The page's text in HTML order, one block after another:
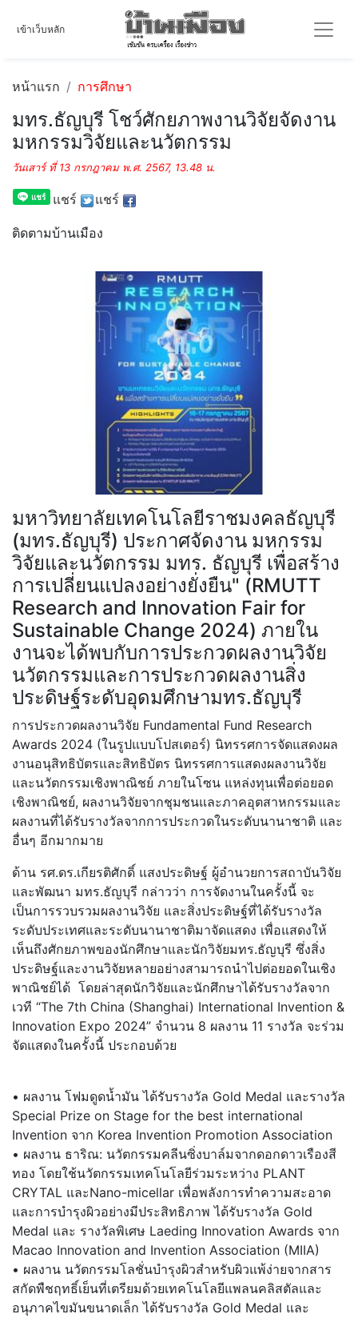
เข้าเว็บหลัก
หน้าแรก การศึกษา
มทร.ธัญบุรี โชว์ศักยภาพงานวิจัยจัดงาน
มหกรรมวิจัยและนวัตกรรม
วันเสาร์ ที่ 13 กรกฎาคม พ.ศ. 2567, 13.48 น.
แชร์ แชร์
ติดตามบ้านเมือง
มหาวิทยาลัยเทคโนโลยีราชมงคลธัญบุรี
(มทร.ธัญบุรี) ประกาศจัดงาน มหกรรม
วิจัยและนวัตกรรม มทร. ธัญบุรี เพื่อสร้าง
การเปลี่ยนแปลงอย่างยั่งยืน" (RMUTT
Research and Innovation Fair for
Sustainable Change 2024) ภายใน
งานจะได้พบกับการประกวดผลงานวิจัย
นวัตกรรมและการประกวดผลงานสิ่ง
ประดิษฐ์ระดับอุดมศึกษามทร.ธัญบุรี
การประกวดผลงานวิจัย Fundamental Fund Research
Awards 2024 (ในรูปแบบโปสเตอร์) นิทรรศการจัดแสดงผล
งานอนุสิทธิบัตรและสิทธิบัตร นิทรรศการแสดงผลงานวิจัย
และนวัตกรรมเชิงพาณิชย์ ภายในโซน แหล่งทุนเพื่อต่อยอด
เชิงพาณิชย์, ผลงานวิจัยจากชุมชนและภาคอุตสาหกรรมและ
ผลงานที่ได้รับรางวัลจากการประกวดในระดับนานาชาติ และ
อื่นๆ อีกมากมาย
ด้าน รศ.ดร.เกียรติศักดิ์ แสงประดิษฐ์ ผู้อำนวยการสถาบันวิจัย
และพัฒนา มทร.ธัญบุรี กล่าวว่า การจัดงานในครั้งนี้ จะ
เป็นการรวบรวมผลงานวิจัย และสิ่งประดิษฐ์ที่ได้รับรางวัล
ระดับประเทศและระดับนานาชาติมาจัดแสดง เพื่อแสดงให้
เห็นถึงศักยภาพของนักศึกษาและนักวิจัยมทร.ธัญบุรี ซึ่งสิ่ง
ประดิษฐ์และงานวิจัยหลายอย่างสามารถนำไปต่อยอดในเชิง
พาณิชย์ได้ โดยล่าสุดนักวิจัยและนักศึกษาได้รับรางวัลจาก
เวที “The 7th China (Shanghai) International Invention &
Innovation Expo 2024” จำนวน 8 ผลงาน 11 รางวัล จะร่วม
จัดแสดงในครั้งนี้ ประกอบด้วย
• ผลงาน โฟมดูดน้ำมัน ได้รับรางวัล Gold Medal และรางวัล
Special Prize on Stage for the best international
Invention จาก Korea Invention Promotion Association
• ผลงาน ธาริณ: นวัตกรรมคลีนซิ่งบาล์มจากดอกดาวเรืองสี
ทอง โดยใช้นวัตกรรมเทคโนโลยีร่วมระหว่าง PLANT
CRYTAL และNano-micellar เพื่อพลังการทำความสะอาด
และการบำรุงผิวอย่างมีประสิทธิภาพ ได้รับรางวัล Gold
Medal และ รางวัลพิเศษ Laeding Innovation Awards จาก
Macao Innovation and Invention Association (MIIA)
• ผลงาน นวัตกรรมโลชั่นบำรุงผิวสำหรับผิวแพ้ง่ายจากสาร
สกัดพืชฤทธิ์เย็นที่เตรียมด้วยเทคโนโลยีแพลนคลิสตัลและ
อนุภาคไขมันขนาดเล็ก ได้รับรางวัล Gold Medal และ